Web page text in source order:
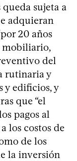
sujeta a
adquieran
20 años
mobiliario,
del
rutinaria y
y edificios, y
que “el
pagos al
los costos de
de los
la inversión